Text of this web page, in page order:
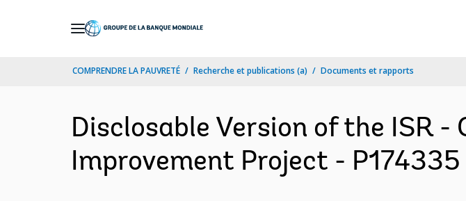
COMPRENDRE LA PAUVRETÉ Recherche et publications (a) Documents et rapports
Disclosable Version of the ISR -
Improvement Project -